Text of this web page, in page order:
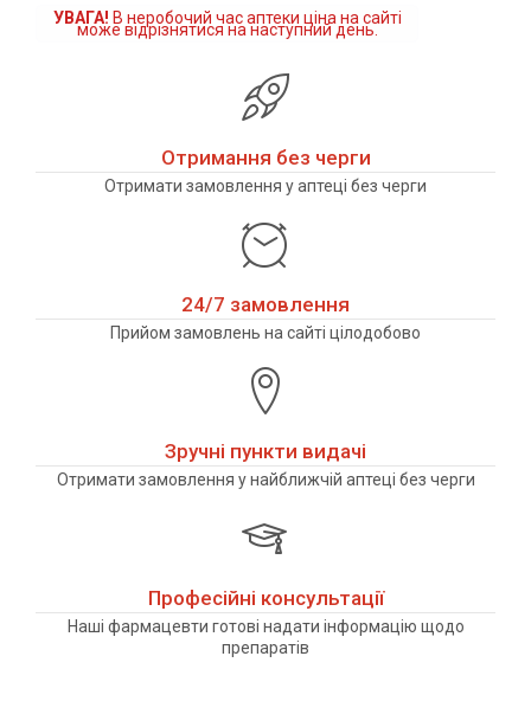
УВАГА! В неробочий час аптеки ціна на сайті
може відрізнятися на наступний день.
Отримання без черги
Отримати замовлення у аптеці без черги
24/7 замовлення
Прийом замовлень на сайті цілодобово
Зручні пункти видачі
Отримати замовлення у найближчій аптеці без черги
Професійні консультації
Наші фармацевти готові надати інформацію щодо
препаратів